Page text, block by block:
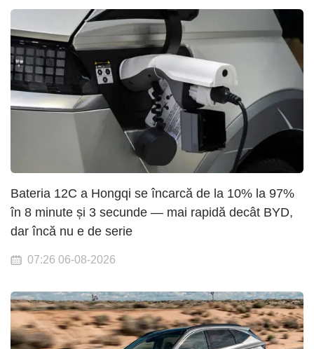
Bateria 12C a Hongqi se încarcă de la 10% la 97%
în 8 minute și 3 secunde — mai rapidă decât BYD,
dar încă nu e de serie
07:26 06-08-2026